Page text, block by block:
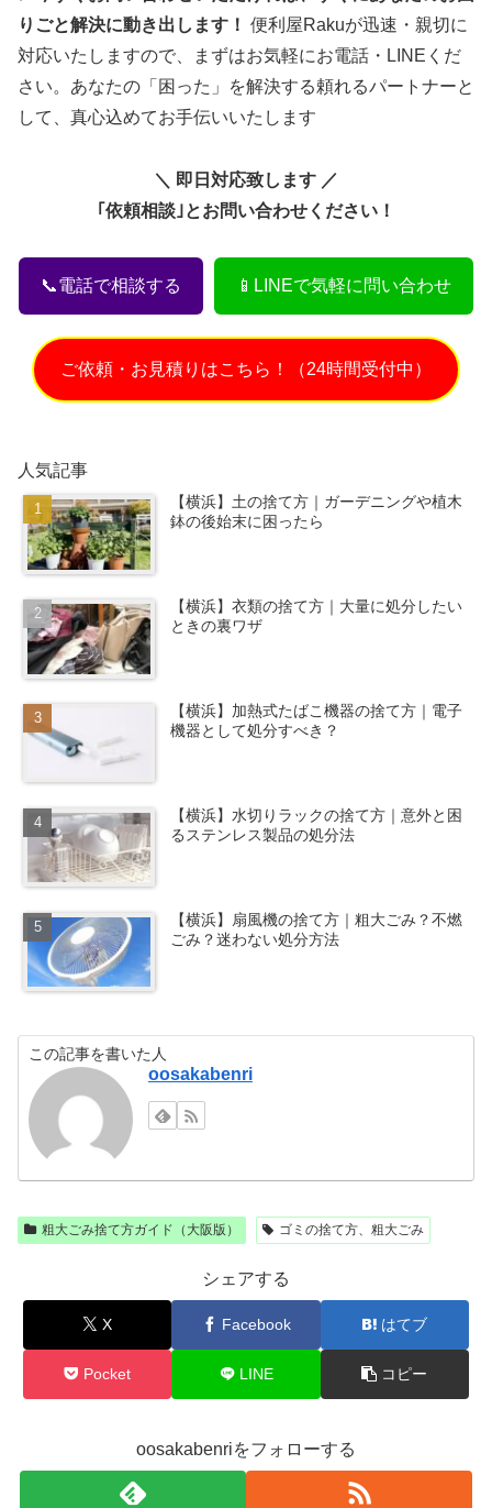
りごと解決に動き出します！ 便利屋Rakuが迅速・親切に
対応いたしますので、まずはお気軽にお電話・LINEくだ
さい。あなたの「困った」を解決する頼れるパートナーと
して、真心込めてお手伝いいたします
＼ 即日対応致します ／
｢依頼相談｣とお問い合わせください！
📞電話で相談する 📱LINEで気軽に問い合わせ
ご依頼・お見積りはこちら！（24時間受付中）
人気記事
【横浜】土の捨て方｜ガーデニングや植木
鉢の後始末に困ったら
【横浜】衣類の捨て方｜大量に処分したい
ときの裏ワザ
【横浜】加熱式たばこ機器の捨て方｜電子
機器として処分すべき？
【横浜】水切りラックの捨て方｜意外と困
るステンレス製品の処分法
【横浜】扇風機の捨て方｜粗大ごみ？不燃
ごみ？迷わない処分方法
この記事を書いた人
oosakabenri
粗大ごみ捨て方ガイド（大阪版） ゴミの捨て方、粗大ごみ
シェアする
X Facebook はてブ
Pocket LINE コピー
oosakabenriをフォローする